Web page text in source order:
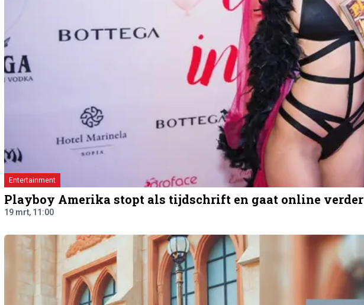
Entertainment
Playboy Amerika stopt als tijdschrift en gaat online verder
19 mrt, 11:00